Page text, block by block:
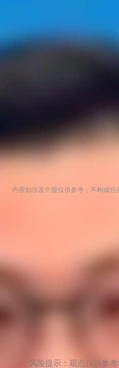
内容如涉及个股仅供参考，不构成
风险提示：观点仅供参